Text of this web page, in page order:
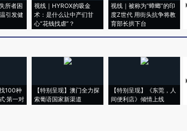
所者困
引发健
视线｜HYROX的吸金
术：是什么让中产们甘
心“花钱找虐”？
视线｜被称为“蟑螂”的印
度Z世代 用街头抗争将教
育部长拱下台
100种
·第一对
【特别呈现】澳门全力探
索葡语国家新渠道
【特别呈现】《东莞，人
间便利店》倾情上线